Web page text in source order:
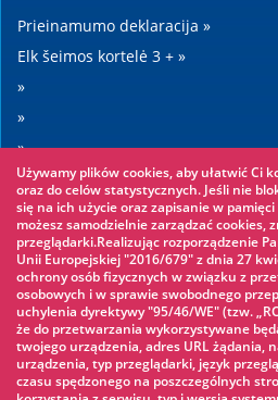
Prieinamumo deklaracija »
Elk šeimos kortelė 3 + »
»
»
»
»
Warto zobaczyć
Virvių parkas »
Vandens parkas »
Ledo čiuožykla »
KINOECK »
Używamy plików cookies, aby ułatwić Ci
oraz do celów statystycznych. Jeśli nie
się na ich użycie oraz zapisanie w
możesz samodzielnie zarządzać cookies,
przeglądarki.Realizując rozporządzenie
Unii Europejskiej "2016/679" z dnia 27
ochrony osób fizycznych w związku z
osobowych i w sprawie swobodnego
uchylenia dyrektywy "95/46/WE" (tzw.
że do przetwarzania wykorzystywane
twojego urządzenia, adres URL żądania,
urządzenia, typ przeglądarki, język
czasu spędzonego na poszczególnych